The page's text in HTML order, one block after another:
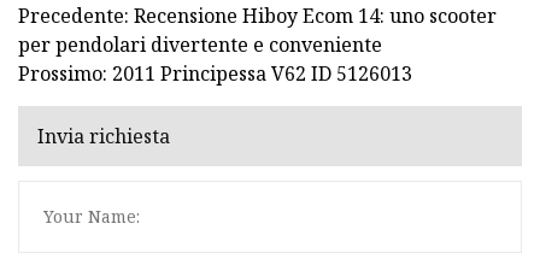
Precedente: Recensione Hiboy Ecom 14: uno scooter
per pendolari divertente e conveniente
Prossimo: 2011 Principessa V62 ID 5126013
Invia richiesta